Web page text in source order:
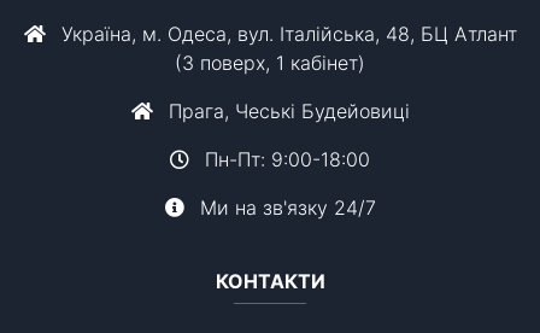
Україна, м. Одеса, вул. Італійська, 48, БЦ Атлант
(3 поверх, 1 кабінет)
Прага, Чеські Будейовиці
Пн-Пт: 9:00-18:00
Ми на зв'язку 24/7
КОНТАКТИ